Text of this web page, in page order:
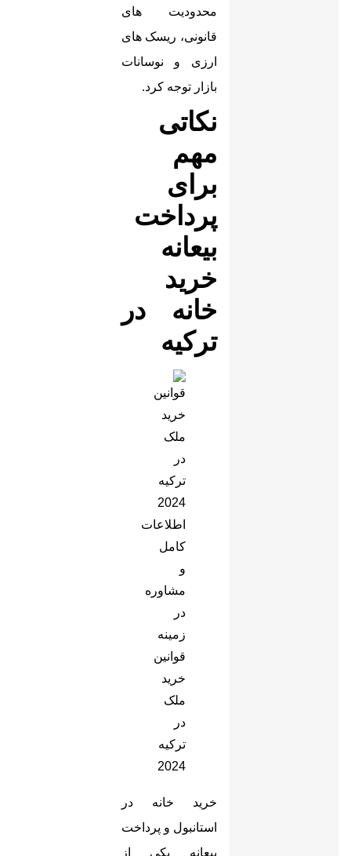
محدودیت های
قانونی، ریسک های
ارزی و نوسانات
بازار توجه کرد.
نکاتی
مهم
برای
پرداخت
بیعانه
خرید
خانه در
ترکیه
اطلاعات
کامل
و
مشاوره
در
زمینه
قوانین
خرید
ملک
در
ترکیه
2024
خرید خانه در
استانبول و پرداخت
بیعانه یکی از